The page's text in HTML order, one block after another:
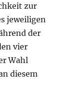
zur
jeweiligen
der
vier
Wahl
diesem